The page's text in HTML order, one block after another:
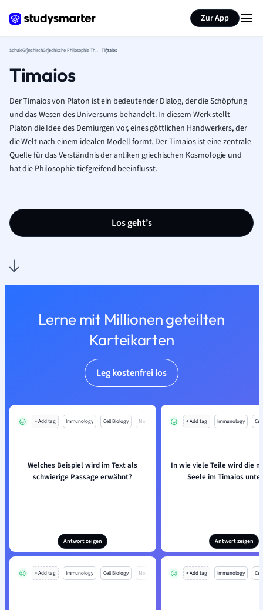
Zur App
SchuleGriechisch Griechische Philosophie Theorie Timaios
Timaios
Der Timaios von Platon ist ein bedeutender Dialog, der die Schöpfung
und das Wesen des Universums behandelt. In diesem Werk stellt
Platon die Idee des Demiurgen vor, eines göttlichen Handwerkers, der
die Welt nach einem idealen Modell formt. Der Timaios ist eine zentrale
Quelle für das Verständnis der antiken griechischen Kosmologie und
hat die Philosophie tiefgreifend beeinflusst.
Los geht’s
Lerne mit Millionen geteilten
Karteikarten
Leg kostenfrei los
+ Add tag Immunology Cell Biology Mo
Welches Beispiel wird im Text als
schwierige Passage erwähnt?
Antwort zeigen
+ Add tag Immunology
In wie viele Teile wird die
Seele im Timaios
Antwort zeigen
+ Add tag Immunology Cell Biology Mo + Add tag Immunology
Seite zusammenfassen